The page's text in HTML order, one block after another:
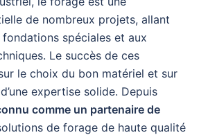
de nombreux projets, allant
fondations spéciales et aux
Le succès de ces
le choix du bon matériel et sur
expertise solide. Depuis
comme un partenaire de
de forage de haute qualité